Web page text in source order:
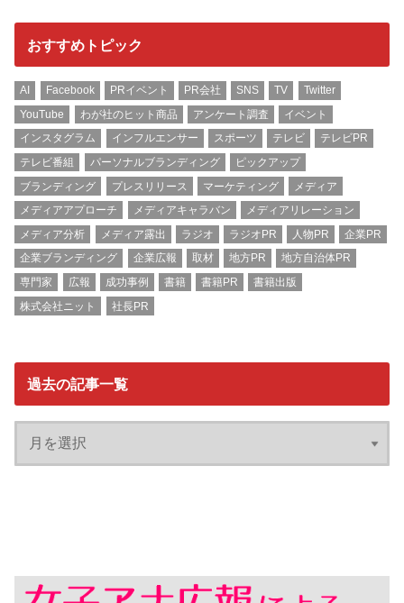
おすすめトピック
AI Facebook PRイベント PR会社 SNS TV
Twitter
YouTube
わが社のヒット商品 アンケート調査
イベント
インスタグラム
インフルエンサー スポーツ テレビ
テレビPR
テレビ番組
パーソナルブランディング
ピックアップ
ブランディング
プレスリリース マーケティング
メディア
メディアアプローチ
メディアキャラバン
メディアリレーション
メディア分析
メディア露出 ラジオ ラジオPR 人物PR
企業PR
企業ブランディング
企業広報 取材 地方PR
地方自治体PR
専門家
広報 成功事例 書籍 書籍PR
書籍出版
株式会社ニット
社長PR
過去の記事一覧